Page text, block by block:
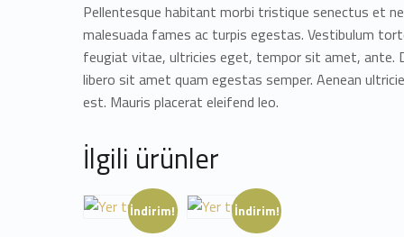
Pellentesque habitant morbi tristique senectus et
malesuada fames ac turpis egestas. Vestibulum
feugiat vitae, ultricies eget, tempor sit amet, ante.
libero sit amet quam egestas semper. Aenean
est. Mauris placerat eleifend leo.
İlgili ürünler
İndirim! İndirim!